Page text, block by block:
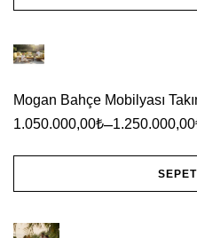
seçilebilir
ürünün
fazla
varyasyonu
var.
Mogan Bahçe Mobilyası
1.050.000,00₺–1.250.000,00
ürünün